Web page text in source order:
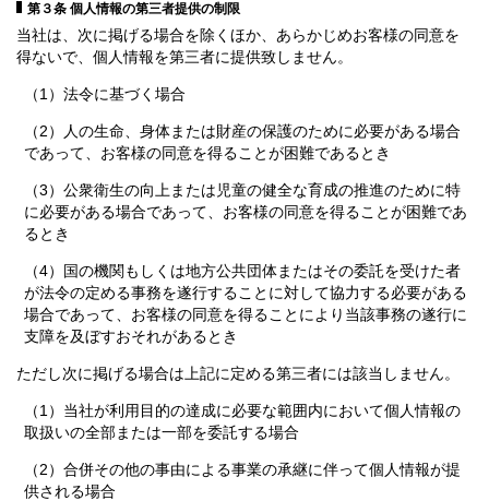
第３条 個人情報の第三者提供の制限
当社は、次に掲げる場合を除くほか、あらかじめお客様の同意を
得ないで、個人情報を第三者に提供致しません。
（1）法令に基づく場合
（2）人の生命、身体または財産の保護のために必要がある場合
であって、お客様の同意を得ることが困難であるとき
（3）公衆衛生の向上または児童の健全な育成の推進のために特
に必要がある場合であって、お客様の同意を得ることが困難であ
るとき
（4）国の機関もしくは地方公共団体またはその委託を受けた者
が法令の定める事務を遂行することに対して協力する必要がある
場合であって、お客様の同意を得ることにより当該事務の遂行に
支障を及ぼすおそれがあるとき
ただし次に掲げる場合は上記に定める第三者には該当しません。
（1）当社が利用目的の達成に必要な範囲内において個人情報の
取扱いの全部または一部を委託する場合
（2）合併その他の事由による事業の承継に伴って個人情報が提
供される場合